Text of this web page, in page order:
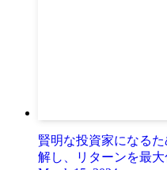
賢明な投資家になる
解し、リターンを最